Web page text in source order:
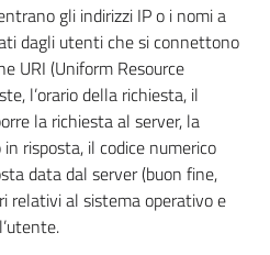
gli indirizzi IP o i nomi a
dagli utenti che si connettono
URI (Uniform Resource
l’orario della richiesta, il
la richiesta al server, la
risposta, il codice numerico
data dal server (buon fine,
relativi al sistema operativo e